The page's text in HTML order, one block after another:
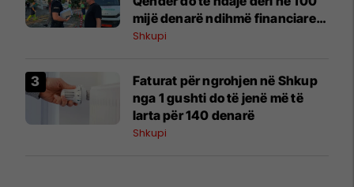
mijë denarë ndihmë financiare
për familjet e dëmtuara
Shkupi
Faturat për ngrohjen në Shkup
nga 1 gushti do të jenë më të
larta për 140 denarë
Shkupi